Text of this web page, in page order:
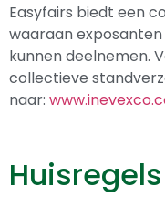
Easyfairs biedt een
waaraan
kunnen deelnemen.
collectieve
naar:
Huisregels